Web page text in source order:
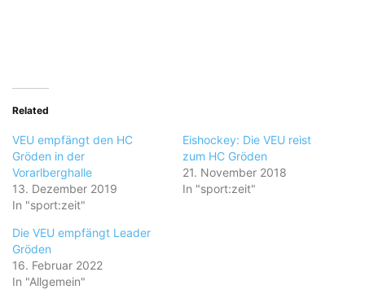
Related
VEU empfängt den HC
Gröden in der
Vorarlberghalle
13. Dezember 2019
In "sport:zeit"
Eishockey: Die VEU reist
zum HC Gröden
21. November 2018
In "sport:zeit"
Die VEU empfängt Leader
Gröden
16. Februar 2022
In "Allgemein"